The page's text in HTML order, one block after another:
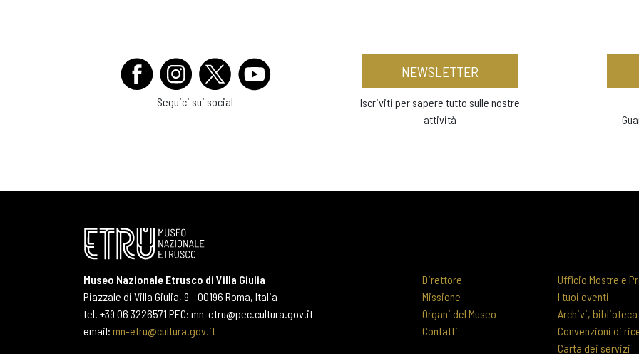
Seguici sui social
NEWSLETTER
Iscriviti per sapere tutto sulle nostre
attività
Museo Nazionale Etrusco di Villa Giulia
Piazzale di Villa Giulia, 9 - 00196 Roma, Italia
tel. +39 06 3226571 PEC: mn-etru@pec.cultura.gov.it
email: mn-etru@cultura.gov.it
Direttore
Missione
Organi del Museo
Contatti
Ufficio Mostre e
I tuoi eventi
Archivi,
Convenzioni di
Carta dei servizi